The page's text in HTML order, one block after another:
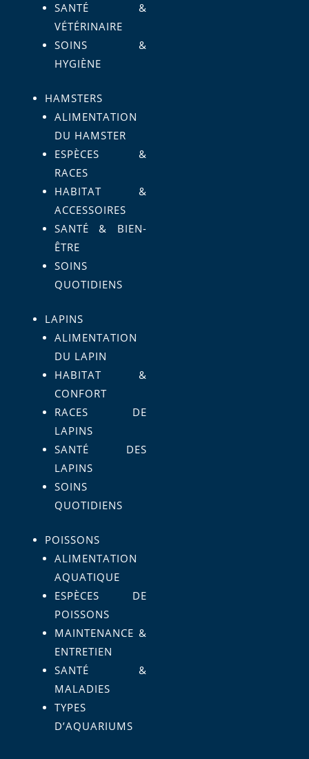
SANTÉ &
VÉTÉRINAIRE
SOINS &
HYGIÈNE
HAMSTERS
ALIMENTATION
DU HAMSTER
ESPÈCES &
RACES
HABITAT &
ACCESSOIRES
SANTÉ & BIEN-
ÊTRE
SOINS
QUOTIDIENS
LAPINS
ALIMENTATION
DU LAPIN
HABITAT &
CONFORT
RACES DE
LAPINS
SANTÉ DES
LAPINS
SOINS
QUOTIDIENS
POISSONS
ALIMENTATION
AQUATIQUE
ESPÈCES DE
POISSONS
MAINTENANCE &
ENTRETIEN
SANTÉ &
MALADIES
TYPES
D’AQUARIUMS